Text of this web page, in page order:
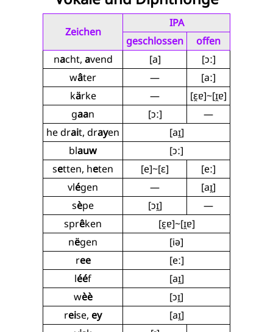
Zeichen
IPA
geschlossen
offen
nacht, avend [a]
[ɔː]
wâter —
[aː]
kärke —
[ɛ̯ɐ]~[ɪ̯ɐ]
gaan [ɔː]
—
he drait, drayen
[aɪ̯]
blauw
[ɔː]
setten, heten [e]~[ɛ]
[eː]
vlégen —
[aɪ̯]
sèpe [ɔɪ̯]
—
sprêken
[ɛ̯ɐ]~[ɪ̯ɐ]
nëgen
[iə]
ree
[eː]
lééf
[aɪ̯]
wèè
[ɔɪ̯]
reise, ey
[aɪ̯]